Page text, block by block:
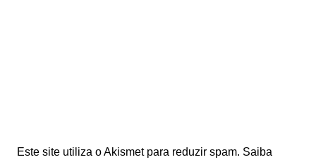
Este site utiliza o Akismet para reduzir spam. Saiba